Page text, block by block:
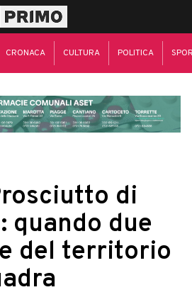
CRONACA CULTURA POLITICA
di
quando due
del territorio